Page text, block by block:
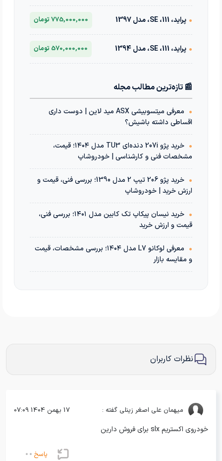
• پراید، 111، SE، مدل 1397 775,000,000 تومان
• پراید، 111، SE، مدل 1394 570,000,000 تومان
📰 تازه‌ترین مطالب مجله
•
معرفی میتسوبیشی ASX مید لاین | دوست داری
اقساطی داشته باشیش؟
•
خرید پژو 207i دنده‌ای TU3 مدل ۱۴۰۴؛ قیمت،
مشخصات فنی و کارشناسی | خودروشاپ
•
خرید پژو 206 تیپ 2 مدل 1390؛ بررسی فنی، قیمت و
ارزش خرید | خودروشاپ
•
خرید نیسان پیکاپ تک کابین مدل ۱۴۰۱؛ بررسی فنی،
قیمت و ارزش خرید
•
معرفی لوکانو L7 مدل ۱۴۰۴؛ بررسی مشخصات، قیمت
و مقایسه بازار
نظرات کاربران
میهمان علی اصغر زینلی گفته : 17 بهمن 1404 07:09
خودروی اکستریم slx برای فروش دارین
پاسخ